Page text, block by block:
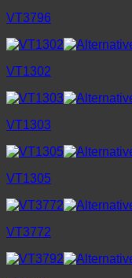
VT3796
VT1302
VT1303
VT1305
VT3772